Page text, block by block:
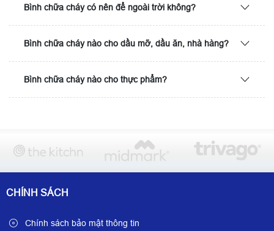
Bình chữa cháy có nên để ngoài trời không?
Bình chữa cháy nào cho dầu mỡ, dầu ăn, nhà hàng?
Bình chữa cháy nào cho thực phẩm?
CHÍNH SÁCH
Chính sách bảo mật thông tin